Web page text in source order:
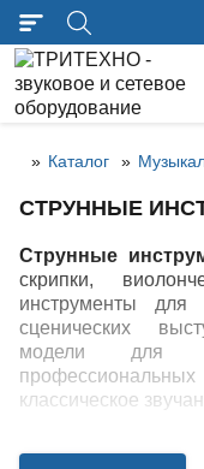
Каталог
СТРУННЫЕ
Струнные
скрипки,
инструменты для
сценических
модели для
классическое